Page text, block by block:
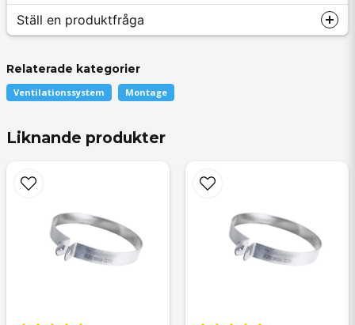
Ställ en produktfråga
question
Namn
Relaterade kategorier
Ventilationssystem Montage
Liknande produkter